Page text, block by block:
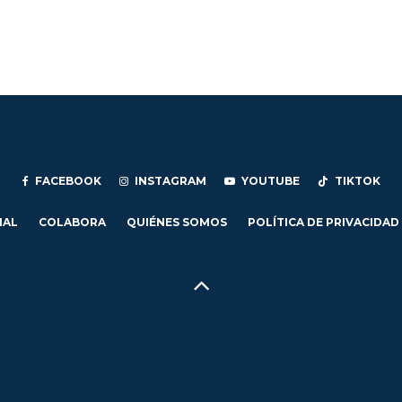
FACEBOOK INSTAGRAM YOUTUBE TIKTOK
COLABORA QUIÉNES SOMOS POLÍTICA DE